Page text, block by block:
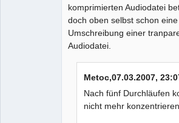
komprimierten Audiodatei
doch oben selbst schon
Umschreibung einer
Audiodatei.
Metoc,07.03.2007,
Nach fünf Durchläufen
nicht mehr konzentrieren.